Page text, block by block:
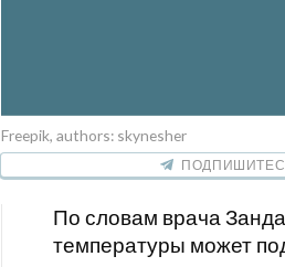
Freepik, authors: skynesher
ПОДПИШИТЕСЬ
По словам врача
температуры может